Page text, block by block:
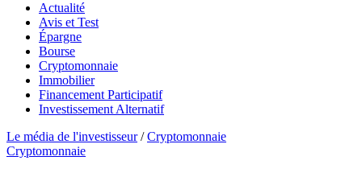
Actualité
Avis et Test
Épargne
Bourse
Cryptomonnaie
Immobilier
Financement Participatif
Investissement Alternatif
Le média de l'investisseur / Cryptomonnaie
Cryptomonnaie